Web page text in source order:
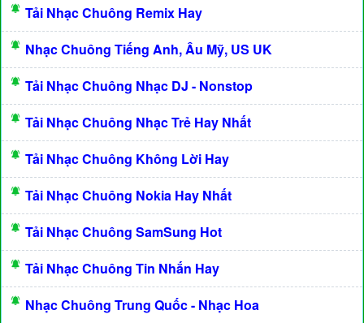
Tải Nhạc Chuông Remix Hay
Nhạc Chuông Tiếng Anh, Âu Mỹ, US UK
Tải Nhạc Chuông Nhạc DJ - Nonstop
Tải Nhạc Chuông Nhạc Trẻ Hay Nhất
Tải Nhạc Chuông Không Lời Hay
Tải Nhạc Chuông Nokia Hay Nhất
Tải Nhạc Chuông SamSung Hot
Tải Nhạc Chuông Tin Nhắn Hay
Nhạc Chuông Trung Quốc - Nhạc Hoa